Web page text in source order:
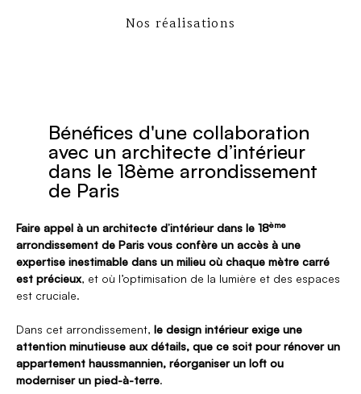
Nos réalisations
Bénéfices d'une collaboration
avec un architecte d’intérieur
dans le 18ème arrondissement
de Paris
Faire appel à un architecte d’intérieur dans le 18ème
arrondissement de Paris vous confère un accès à une
expertise inestimable dans un milieu où chaque mètre carré
est précieux, et où l’optimisation de la lumière et des espaces
est cruciale.
Dans cet arrondissement, le design intérieur exige une
attention minutieuse aux détails, que ce soit pour rénover un
appartement haussmannien, réorganiser un loft ou
moderniser un pied-à-terre.